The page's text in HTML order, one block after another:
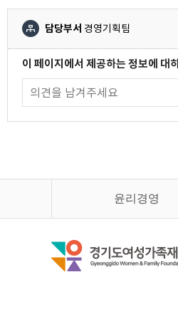
담당부서 경영기획팀
이 페이지에서 제공하는 정보에 대
윤리경영